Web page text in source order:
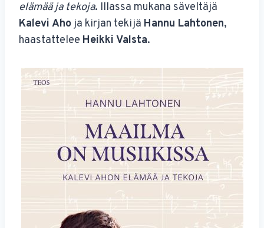
elämää ja tekoja. Illassa mukana säveltäjä
Kalevi Aho ja kirjan tekijä Hannu Lahtonen,
haastattelee Heikki Valsta.